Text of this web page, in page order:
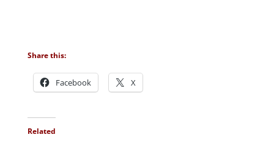
Share this:
Facebook X
Related